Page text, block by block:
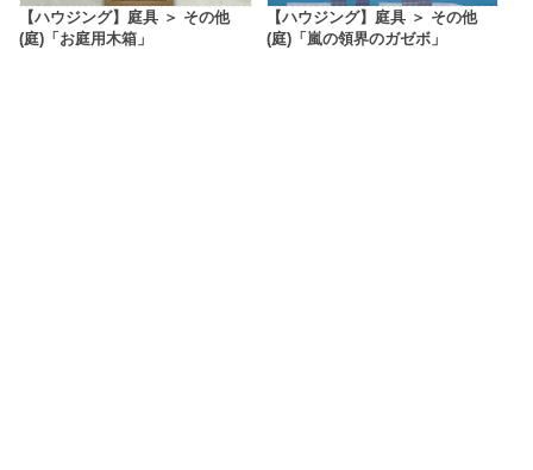
【ハウジング】庭具 ＞ その他
(庭)「お庭用木箱」
【ハウジング】庭具 ＞ その他
(庭)「嵐の領界のガゼボ」